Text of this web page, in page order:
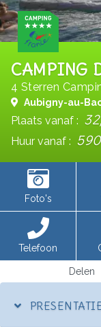
CAMPING
4 Sterren
Aubigny-au-
Plaats vanaf :
Huur vanaf : 590
Foto's
Telefoon
Delen